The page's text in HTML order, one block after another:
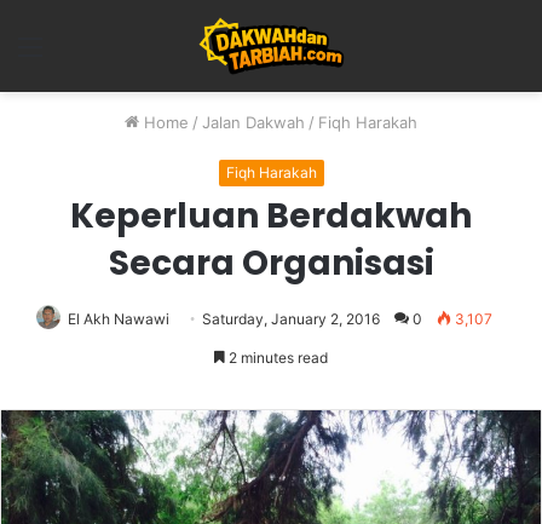
Home / Jalan Dakwah / Fiqh Harakah
Fiqh Harakah
Keperluan Berdakwah
Secara Organisasi
El Akh Nawawi Saturday, January 2, 2016 0 3,107
2 minutes read